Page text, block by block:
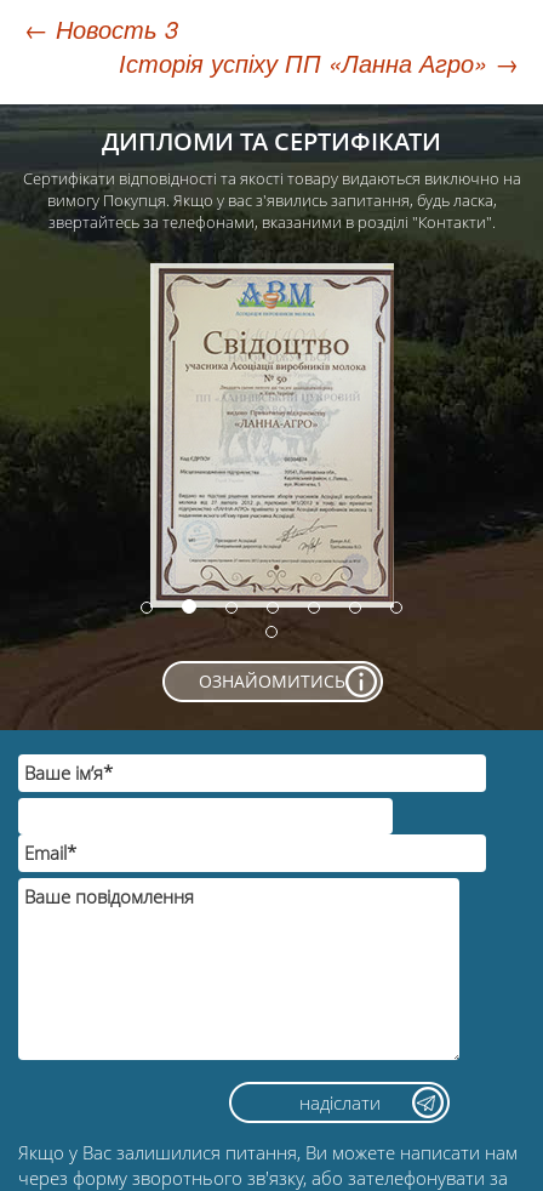
Навигация
записям
← Новость 3
Історія успіху ПП «Ланна Агро» →
ДИПЛОМИ ТА СЕРТИФІКАТИ
Сертифікати відповідності та якості товару видаються виключно на
вимогу Покупця. Якщо у вас з'явились запитання, будь ласка,
звертайтесь за телефонами, вказаними в розділі "Контакти".
ОЗНАЙОМИТИСЬ
Якщо у Вас залишилися питання, Ви можете написати нам
через форму зворотнього зв'язку, або зателефонувати за